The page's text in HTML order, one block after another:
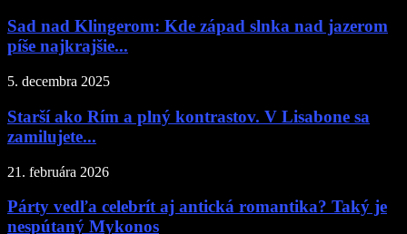
Sad nad Klingerom: Kde západ slnka nad jazerom
píše najkrajšie...
5. decembra 2025
Starší ako Rím a plný kontrastov. V Lisabone sa
zamilujete...
21. februára 2026
Párty vedľa celebrít aj antická romantika? Taký je
nespútaný Mykonos